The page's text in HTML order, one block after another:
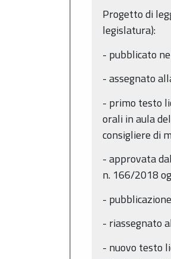
Progetto di
legislatura):
- pubblicato
- assegnato
- primo testo
orali in aula
consigliere di
- approvata
n. 166/2018
-
- riassegnato
- nuovo testo